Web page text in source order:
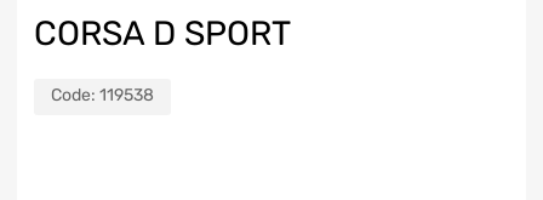
CORSA D SPORT
Code: 119538